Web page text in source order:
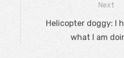
Next
Next
Helicopter doggy: I
what I am